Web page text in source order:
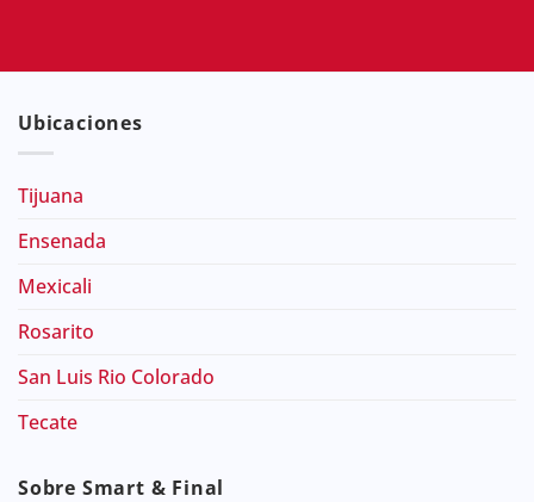
Ubicaciones
Tijuana
Ensenada
Mexicali
Rosarito
San Luis Rio Colorado
Tecate
Sobre Smart & Final